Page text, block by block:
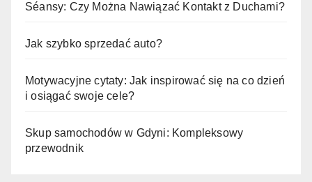
Séansy: Czy Można Nawiązać Kontakt z Duchami?
Jak szybko sprzedać auto?
Motywacyjne cytaty: Jak inspirować się na co dzień
i osiągać swoje cele?
Skup samochodów w Gdyni: Kompleksowy
przewodnik